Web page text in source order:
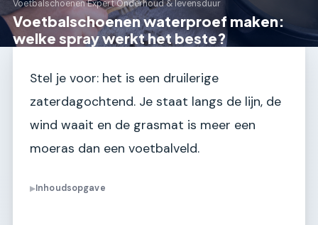
Voetbalschoenen Expert›Onderhoud & levensduur
Voetbalschoenen waterproef maken:
welke spray werkt het beste?
Stel je voor: het is een druilerige
zaterdagochtend. Je staat langs de lijn, de
wind waait en de grasmat is meer een
moeras dan een voetbalveld.
▶Inhoudsopgave